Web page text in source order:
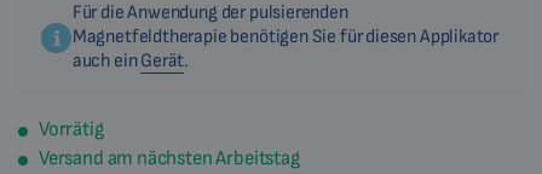
Für die Anwendung der pulsierenden
Magnetfeldtherapie benötigen Sie für diesen Applikator
auch einGerät.
Vorrätig
Versand am nächsten Arbeitstag